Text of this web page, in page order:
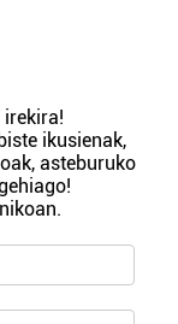
irekira!
ikusienak,
asteburuko